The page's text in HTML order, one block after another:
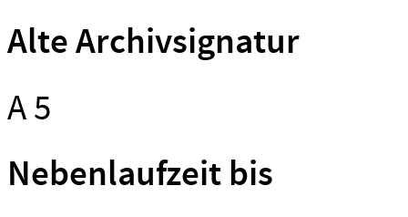
Alte Archivsignatur
A 5
Nebenlaufzeit bis